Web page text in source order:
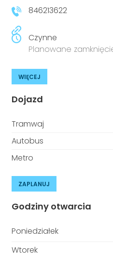
846213622
Czynne
Planowane
WIĘCEJ
Dojazd
Tramwaj
Autobus
Metro
ZAPLANUJ
Godziny otwarcia
Poniedziałek
Wtorek